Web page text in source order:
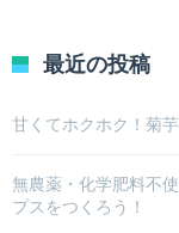
最近の投稿
甘くてホクホク！菊
無農薬・化学肥料不
プスをつくろう！